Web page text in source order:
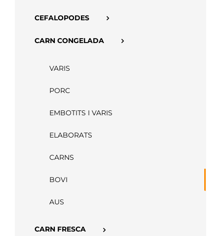
CATÀLEGS
CEFALOPODES
CARN CONGELADA
VARIS
PORC
EMBOTITS I VARIS
ELABORATS
CARNS
BOVI
AUS
CARN FRESCA